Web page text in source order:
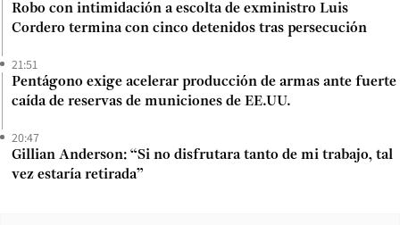
Robo con intimidación a escolta de exministro Luis
Cordero termina con cinco detenidos tras persecución
21:51
Pentágono exige acelerar producción de armas ante fuerte
caída de reservas de municiones de EE.UU.
20:47
Gillian Anderson: “Si no disfrutara tanto de mi trabajo, tal
vez estaría retirada”